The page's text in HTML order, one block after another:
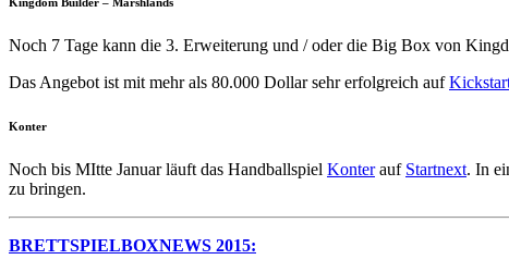
Noch 7 Tage kann die 3. Erweiterung und / oder die Big Box von
Das Angebot ist mit mehr als 80.000 Dollar sehr erfolgreich auf
Konter
Noch bis MItte Januar läuft das Handballspiel Konterauf Startnext. In
zu bringen.
BRETTSPIELBOXNEWS 2015: